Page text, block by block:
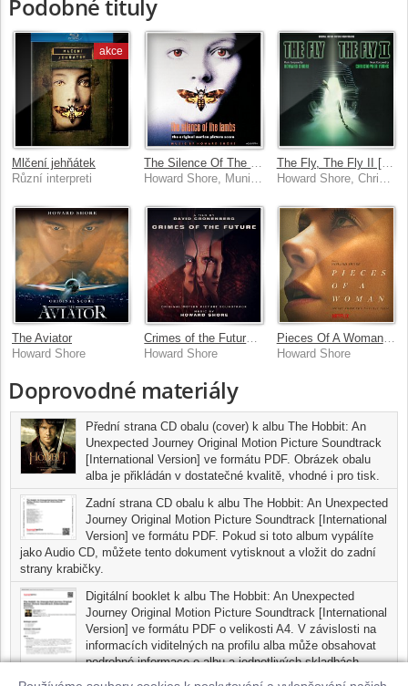
Podobné tituly
akce
Mlčení jehňátek
Různí interpreti
The Fly, The Fly II [Original Motion Picture Soundtracks]
The Aviator
Howard Shore
Crimes of the Future [Original Motion Picture Soundtrack]
Howard Shore
Pieces Of A Woman [Music From The Netflix Film]
Howard Shore
Doprovodné materiály
Přední strana CD obalu (cover) k albu The Hobbit: An
Unexpected Journey Original Motion Picture Soundtrack
[International Version] ve formátu PDF. Obrázek obalu
alba je přikládán v dostatečné kvalitě, vhodné i pro tisk.
Zadní strana CD obalu k albu The Hobbit: An Unexpected
Journey Original Motion Picture Soundtrack [International
Version] ve formátu PDF. Pokud si toto album vypálíte
jako Audio CD, můžete tento dokument vytisknout a vložit do zadní
strany krabičky.
Digitální booklet k albu The Hobbit: An Unexpected
Journey Original Motion Picture Soundtrack [International
Version] ve formátu PDF o velikosti A4. V závislosti na
informacích viditelných na profilu alba může obsahovat
podrobné informace o albu a jednotlivých skladbách,
včetně seznamu participujících umělců, přesného data a místa